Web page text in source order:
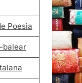
Poesia
balear